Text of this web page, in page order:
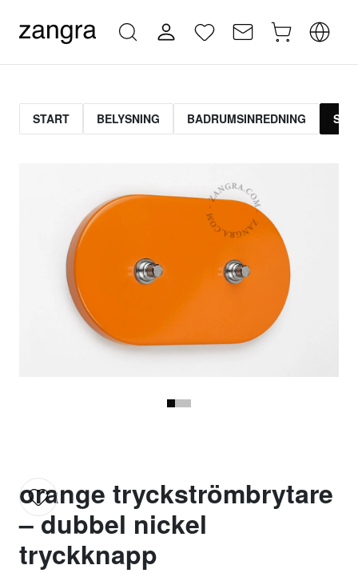
START BELYSNING BADRUMSINREDNING
orange tryckströmbrytare
– dubbel nickel
tryckknapp